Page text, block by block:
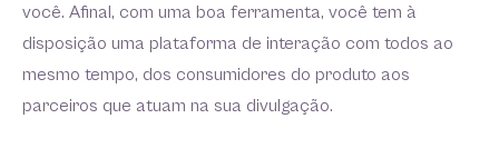
você. Afinal, com uma boa ferramenta, você tem à
disposição uma plataforma de interação com todos ao
mesmo tempo, dos consumidores do produto aos
parceiros que atuam na sua divulgação.